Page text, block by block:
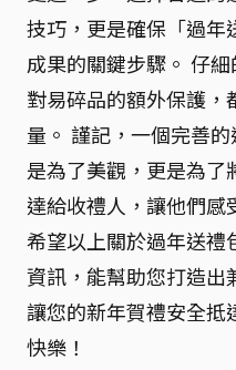
技巧，更是確保「過年
成果的關鍵步驟。 仔
對易碎品的額外保護，
量。 謹記，一個完善
是為了美觀，更是為
達給收禮人，讓他們感
希望以上關於過年送禮
資訊，能幫助您打造出
讓您的新年賀禮安全抵
快樂！